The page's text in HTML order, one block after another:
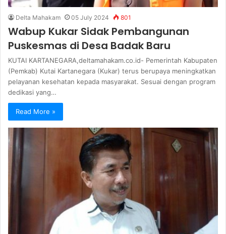
Delta Mahakam 05 July 2024 801
Wabup Kukar Sidak Pembangunan
Puskesmas di Desa Badak Baru
KUTAI KARTANEGARA,deltamahakam.co.id- Pemerintah Kabupaten
(Pemkab) Kutai Kartanegara (Kukar) terus berupaya meningkatkan
pelayanan kesehatan kepada masyarakat. Sesuai dengan program
dedikasi yang…
Read More »